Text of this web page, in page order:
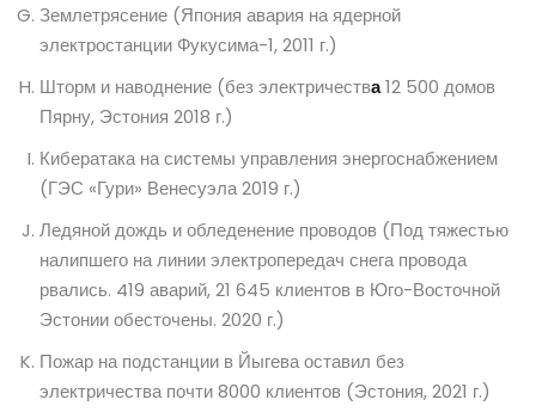
Землетрясение (Япония авария на ядерной
электростанции Фукусима-1, 2011 г.)
Шторм и наводнение (без электричества12 500 домов
Пярну, Эстония 2018 г.)
Кибератака на системы управления энергоснабжением
(ГЭС «Гури» Венесуэла 2019 г.)
Ледяной дождь и обледенение проводов (Под тяжестью
налипшего на линии электропередач снега провода
рвались. 419 аварий, 21 645 клиентов в Юго-Восточной
Эстонии обесточены. 2020 г.)
Пожар на подстанции в Йыгева оставил без
электричества почти 8000 клиентов (Эстония, 2021 г.)